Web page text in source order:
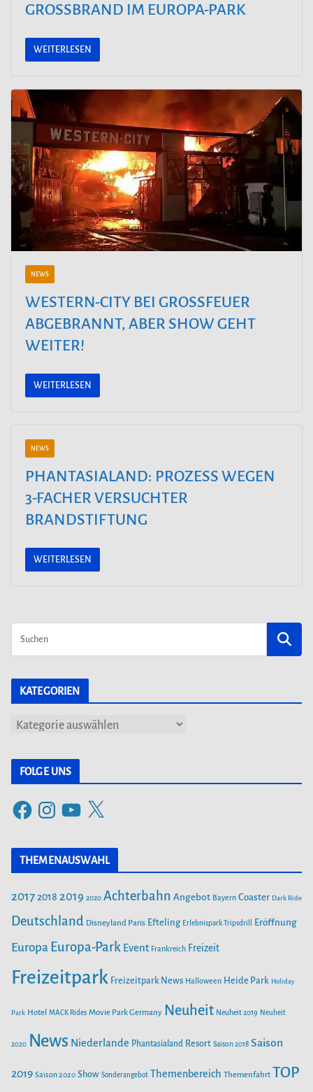
GROSSBRAND IM EUROPA-PARK
WEITERLESEN
NEWS
WESTERN-CITY BEI GROSSFEUER A
BGEBRANNT, ABER SHOW GEHT W
EITER!
WEITERLESEN
NEWS
PHANTASIALAND: PROZESS WEGEN 3
-FACHER VERSUCHTER B
RANDSTIFTUNG
WEITERLESEN
KATEGORIEN
K
g
e
n
FOLGE UNS
F
c
o
o
s
t
g
r
m
Y
u
T
b
e
X
THEMENAUSWAHL
2017 2018 2019 2020 Achterbahn Angebot Bayern Coaster Dark Ride
Deutschland Disneyland Paris Efteling Erlebnispark Tripsdrill Eröffnung
Europa Europa-Park Event Frankreich Freizeit
Freizeitpark Freizeitpark News Halloween Heide Park Holiday
Park Hotel MACK Rides Movie Park Germany Neuheit Neuheit 2019 Neuheit
2020 News Niederlande Phantasialand Resort Saison 2018 Saison
2019 Saison 2020 Show Sonderangebot Themenbereich Themenfahrt TOP